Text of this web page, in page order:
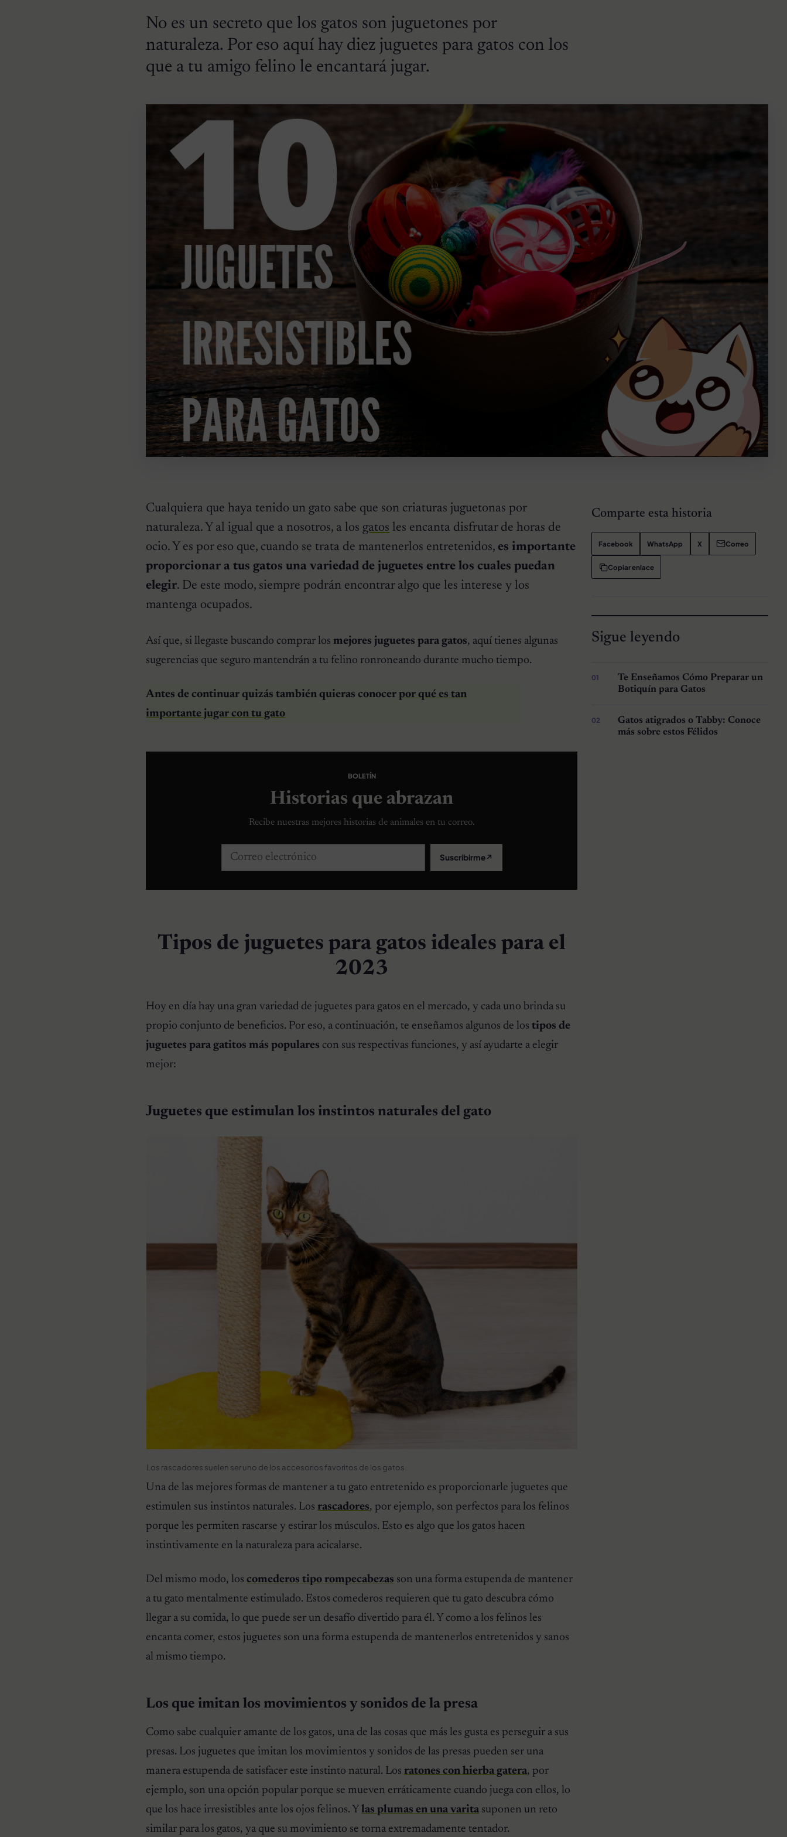
No es un secreto que los gatos son juguetones por
naturaleza. Por eso aquí hay diez juguetes para gatos con los
que a tu amigo felino le encantará jugar.
Cualquiera que haya tenido un gato sabe que son criaturas juguetonas por
naturaleza. Y al igual que a nosotros, a los gatos les encanta disfrutar de horas de
ocio. Y es por eso que, cuando se trata de mantenerlos entretenidos, es importante
proporcionar a tus gatos una variedad de juguetes entre los cuales puedan
elegir. De este modo, siempre podrán encontrar algo que les interese y los
mantenga ocupados.
Así que, si llegaste buscando comprar losmejores juguetes para gatos, aquí tienes algunas
sugerencias que seguro mantendrán a tu felino ronroneando durante mucho tiempo.
Antes de continuar quizás también quieras conocerpor qué es tan
importante jugar con tu gato
BOLETÍN
Historias que abrazan
Recibe nuestras mejores historias de animales en tu correo.
Correo electrónico Suscribirme↗
Tipos de juguetes para gatos ideales para el
2023
Hoy en día hay una gran variedad de juguetes para gatos en el mercado, y cada uno brinda su
propio conjunto de beneficios. Por eso, a continuación, te enseñamos algunos de lostipos de
juguetes para gatitos más populares con sus respectivas funciones, y así ayudarte a elegir
mejor:
Juguetes que estimulan los instintos naturales del gato
Los rascadores suelen ser uno de los accesorios favoritos de los gatos
Una de las mejores formas de mantener a tu gato entretenido es proporcionarle juguetes que
estimulen sus instintos naturales. Losrascadores, por ejemplo, son perfectos para los felinos
porque les permiten rascarse y estirar los músculos. Esto es algo que los gatos hacen
instintivamente en la naturaleza para acicalarse.
Del mismo modo, loscomederos tiporompecabezas son una forma estupenda de mantener
a tu gato mentalmente estimulado. Estos comederos requieren que tu gato descubra cómo
llegar a su comida, lo que puede ser un desafío divertido para él. Y como a los felinos les
encanta comer, estos juguetes son una forma estupenda de mantenerlos entretenidos y sanos
al mismo tiempo.
Los que imitan los movimientos y sonidos de la presa
Como sabe cualquier amante de los gatos, una de las cosas que más les gusta es perseguir a sus
presas. Los juguetes que imitan los movimientos y sonidos de las presas pueden ser una
manera estupenda de satisfacer este instinto natural. Losratones con hierba gatera, por
ejemplo, son una opción popular porque se mueven erráticamente cuando juega con ellos, lo
que los hace irresistibles ante los ojos felinos. Ylas plumas en una varita suponen un reto
similar para los gatos, ya que su movimiento se torna extremadamente tentador.
Comparte esta historia
Facebook WhatsApp X Correo
Copiar enlace
Sigue leyendo
Te Enseñamos Cómo Preparar un
Botiquín para Gatos
Gatos atigrados o Tabby: Conoce
más sobre estos Félidos